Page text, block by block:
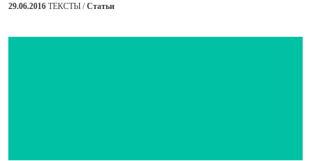
29.06.2016 ТЕКСТЫ /Статьи